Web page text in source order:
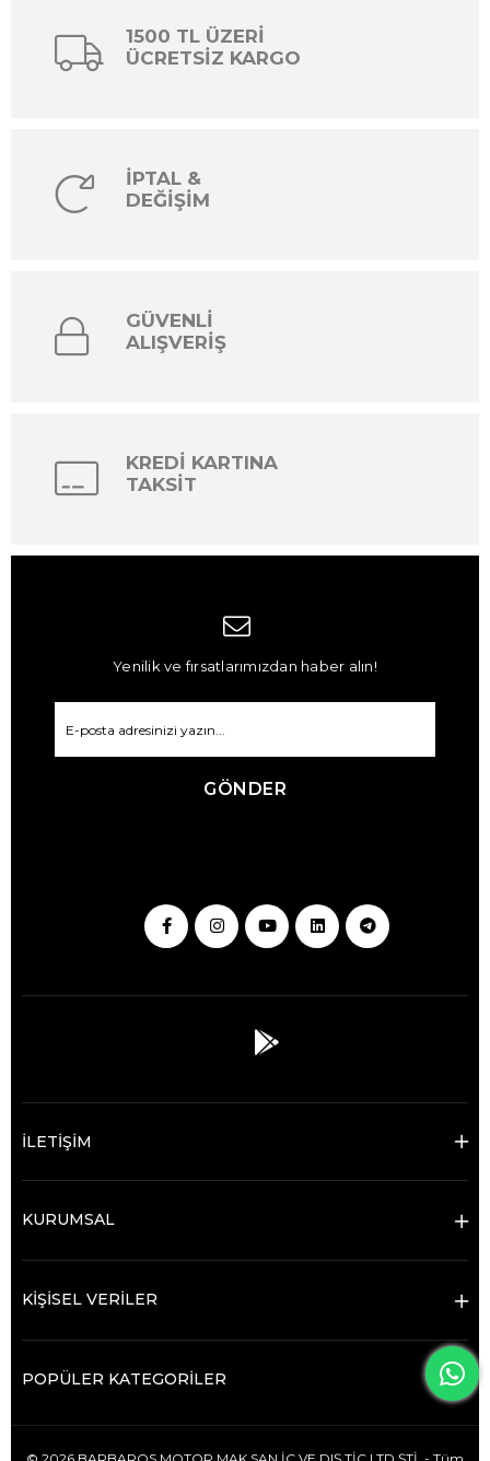
1500 TL ÜZERİ
ÜCRETSİZ KARGO
İPTAL &
DEĞİŞİM
GÜVENLİ
ALIŞVERİŞ
KREDİ KARTINA
TAKSİT
Yenilik ve fırsatlarımızdan haber alın!
GÖNDER
İLETİŞİM
KURUMSAL
KİŞİSEL VERİLER
POPÜLER KATEGORİLER